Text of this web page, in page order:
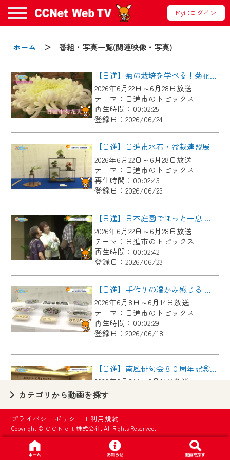
MyiDログイン
ホーム ＞ 番組・写真一覧(関連映像・写真)
【日進】菊の栽培を学べる！菊花大会に向けた菊づくり講習会
2026年6月22日～6月28日放送
テーマ：日進市のトピックス
再生時間：00:02:25
登録日：2026/06/24
【日進】日進市水石・盆栽連盟展
2026年6月22日～6月28日放送
テーマ：日進市のトピックス
再生時間：00:02:45
登録日：2026/06/23
【日進】日本庭園でほっと一息 にっしんオープンガーデン
2026年6月22日～6月28日放送
テーマ：日進市のトピックス
再生時間：00:02:42
登録日：2026/06/23
【日進】手作りの温かみ感じる 第４３回日進市手工芸連盟展
2026年6月8日～6月14日放送
テーマ：日進市のトピックス
再生時間：00:02:29
登録日：2026/06/18
【日進】南風俳句会８０周年記念大会
2026年6月8日～6月14日放送
テーマ：日進市のトピックス
再生時間：00:02:42
登録日：2026/06/18
【日進】元中日ドラゴンズ山本昌広さんが教える野球教室
2026年6月1日～6月7日放送
カテゴリから動画を探す
プライバシーポリシー |利用規約
Copyright © ＣＣＮｅｔ株式会社. All Rights Reserved.
お知らせ
2024/09/02
動画配信サービス『CCNet Web TV』は2024
年9月24日からリニューアルします！
【変更点】
◆デザイン変更により、お住まいの地域
の動画コンテンツが一目瞭然。
◆当社アプリやＰＣブラウザから、いつ
でも・どこでも・外出先でも！
CCNetサービスエリア20市町の地域情報
番組をご視聴いただけます！
【ご注意】
2024年9月24日からはご加入者様へのサー
ビス向上のため、
『CCNet Web TV』を利用いただくには、
一部コンテンツを除き、
CCNetサービスへの加入と『CCNetマイ
ページ※』へのログインが必要となりま
す。
いたします。
要となります。
※MyIDとは、CCNet Web TVを含むCCNetの
各種サービスをご利用頂くためのIDです。
IDはお客様が使っているメールアドレス
で設定できます。